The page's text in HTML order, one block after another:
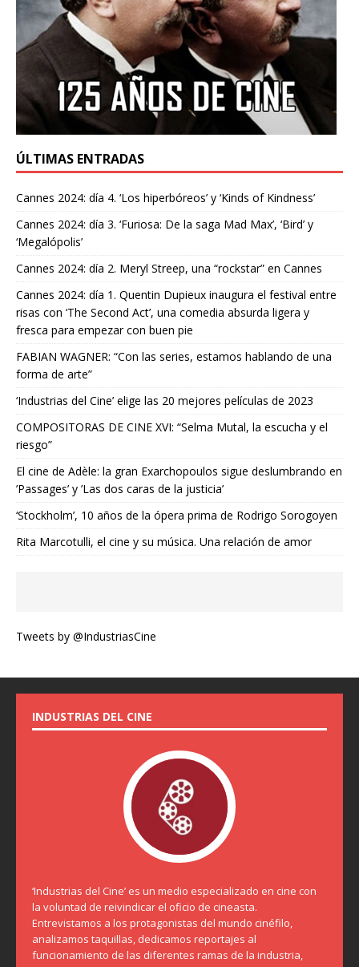
ÚLTIMAS ENTRADAS
Cannes 2024: día 4. ‘Los hiperbóreos’ y ‘Kinds of Kindness’
Cannes 2024: día 3. ‘Furiosa: De la saga Mad Max’, ‘Bird’ y
‘Megalópolis’
Cannes 2024: día 2. Meryl Streep, una “rockstar” en Cannes
Cannes 2024: día 1. Quentin Dupieux inaugura el festival entre
risas con ‘The Second Act’, una comedia absurda ligera y
fresca para empezar con buen pie
FABIAN WAGNER: “Con las series, estamos hablando de una
forma de arte”
‘Industrias del Cine’ elige las 20 mejores películas de 2023
COMPOSITORAS DE CINE XVI: “Selma Mutal, la escucha y el
riesgo”
El cine de Adèle: la gran Exarchopoulos sigue deslumbrando en
’Passages’ y ’Las dos caras de la justicia’
‘Stockholm’, 10 años de la ópera prima de Rodrigo Sorogoyen
Rita Marcotulli, el cine y su música. Una relación de amor
Tweets by @IndustriasCine
INDUSTRIAS DEL CINE
‘Industrias del Cine’ es un medio especializado en cine con
la voluntad de reivindicar el oficio de cineasta.
Entrevistamos a los protagonistas del mundo cinéfilo,
analizamos taquillas, dedicamos reportajes al
funcionamiento de las diferentes ramas de la industria,